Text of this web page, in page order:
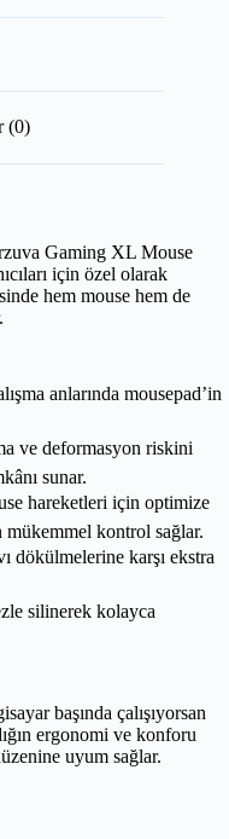
(0)
Gaming XL Mouse
için özel olarak
hem mouse hem de
anlarında mousepad’in
ve deformasyon riskini
sunar.
hareketleri için optimize
kontrol sağlar.
dökülmelerine karşı ekstra
silinerek kolayca
başında çalışıyorsan
ergonomi ve konforu
uyum sağlar.